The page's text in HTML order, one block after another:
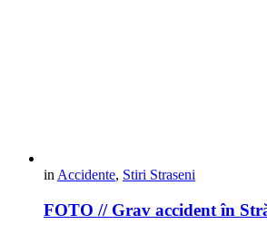
in Accidente, Stiri Straseni
FOTO // Grav accident în